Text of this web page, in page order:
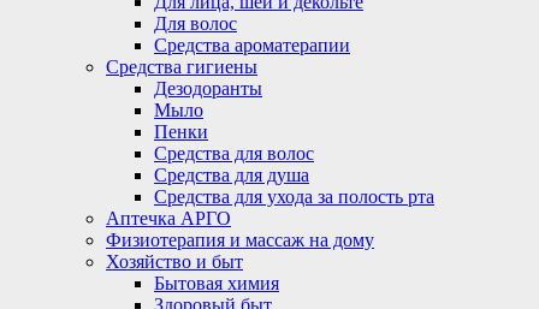
Для волос
Средства ароматерапии
Средства гигиены
Дезодоранты
Мыло
Пенки
Средства для волос
Средства для душа
Средства для ухода за полость рта
Аптечка АРГО
Физиотерапия и массаж на дому
Хозяйство и быт
Бытовая химия
Здоровый быт